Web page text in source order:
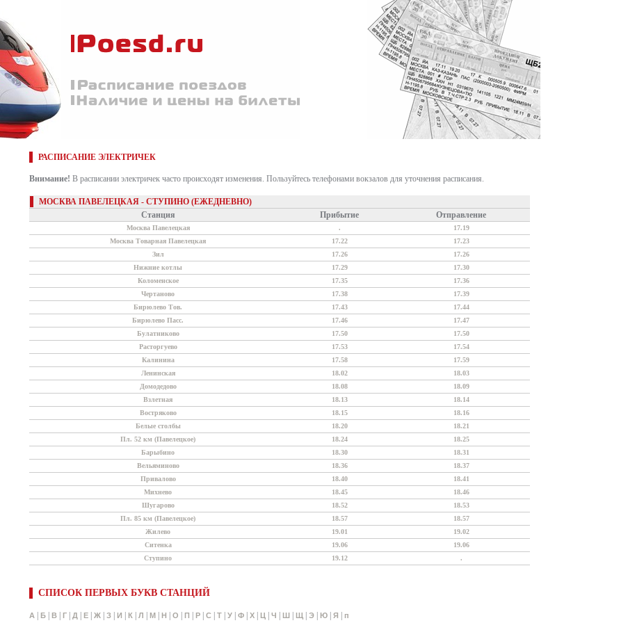
РАСПИСАНИЕ ЭЛЕКТРИЧЕК
Внимание! В расписании электричек часто происходят изменения. Пользуйтесь телефонами вокзалов для уточнения расписания.
МОСКВА ПАВЕЛЕЦКАЯ - СТУПИНО (ЕЖЕДНЕВНО)
Станция
Прибытие Отправление
Москва Павелецкая .
17.19
Москва Товарная Павелецкая
17.22
17.23
Зил
17.26
17.26
Нижние котлы
17.29
17.30
Коломенское
17.35
17.36
Чертаново
17.38
17.39
Бирюлево Тов.
17.43
17.44
Бирюлево Пасс.
17.46
17.47
Булатниково
17.50
17.50
Расторгуево
17.53
17.54
Калинина
17.58
17.59
Ленинская
18.02
18.03
Домодедово
18.08
18.09
Взлетная
18.13
18.14
Востряково
18.15
18.16
Белые столбы
18.20
18.21
Пл. 52 км (Павелецкое)
18.24
18.25
Барыбино
18.30
18.31
Вельяминово
18.36
18.37
Привалово
18.40
18.41
Михнево
18.45
18.46
Шугарово
18.52
18.53
Пл. 85 км (Павелецкое)
18.57
18.57
Жилево
19.01
19.02
Ситенка
19.06
19.06
Ступино
19.12 .
СПИСОК ПЕРВЫХ БУКВ СТАНЦИЙ
А Б В Г Д Е Ж З И К Л М Н О П Р С Т У Ф Х Ц Ч Ш Щ Э Ю Я п